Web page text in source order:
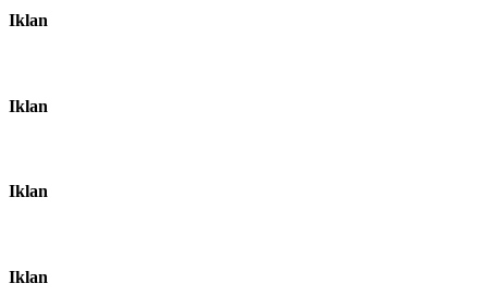
Iklan
Iklan
Iklan
Iklan